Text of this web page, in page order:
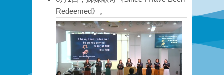
Redeemed》。